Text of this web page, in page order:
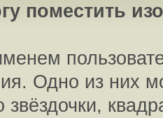
поместить
Одно из них
звёздочки,